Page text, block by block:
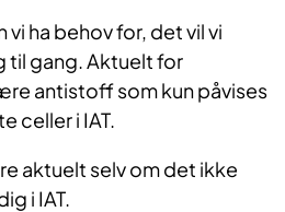
vi ha behov for, det vil vi
til gang. Aktuelt for
antistoff som kun påvises
celler i IAT.
aktuelt selv om det ikke
i IAT.